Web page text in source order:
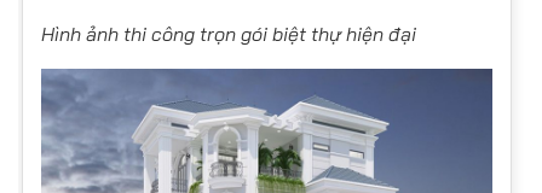
Hình ảnh thi công trọn gói biệt thự hiện đại